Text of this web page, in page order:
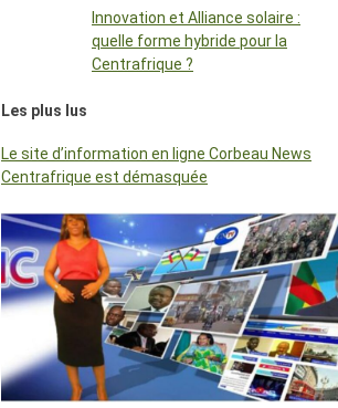
Innovation et Alliance solaire :
quelle forme hybride pour la
Centrafrique ?
Les plus lus
Le site d’information en ligne Corbeau News
Centrafrique est démasquée